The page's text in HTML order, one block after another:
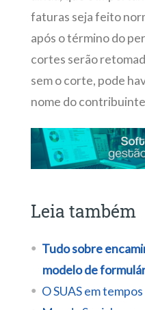
faturas seja feito
após o término do
cortes serão
sem o corte, pode
nome do
Leia também
Tudo sobre
modelo de
O SUAS em